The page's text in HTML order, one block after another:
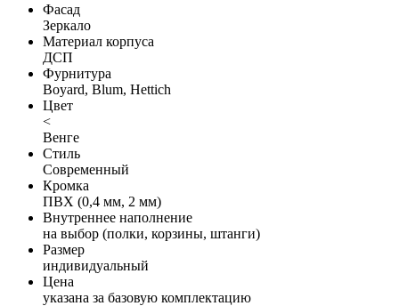
Фасад
Зеркало
Материал корпуса
ДСП
Фурнитура
Boyard, Blum, Hettich
Цвет
<
Венге
Стиль
Современный
Кромка
ПВХ (0,4 мм, 2 мм)
Внутреннее наполнение
на выбор (полки, корзины, штанги)
Размер
индивидуальный
Цена
указана за базовую комплектацию